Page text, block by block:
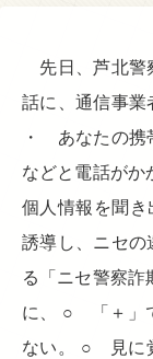
先日、芦北警
話に、通信事業
・ あなたの携
などと電話が
個人情報を聞き
誘導し、ニセの
る「ニセ警察
に、 ○ 「＋」
ない。 ○ 見に